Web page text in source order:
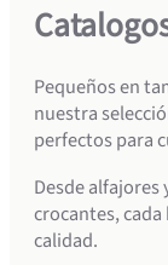
Pequeños en
nuestra
perfectos para
Desde
crocantes,
calidad.